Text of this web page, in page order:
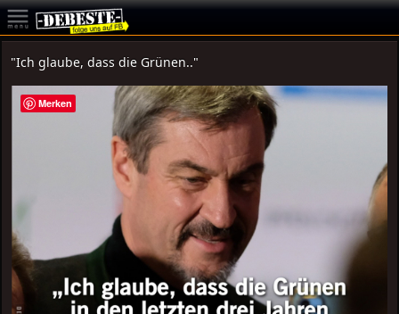
"Ich glaube, dass die Grünen.."
Merken